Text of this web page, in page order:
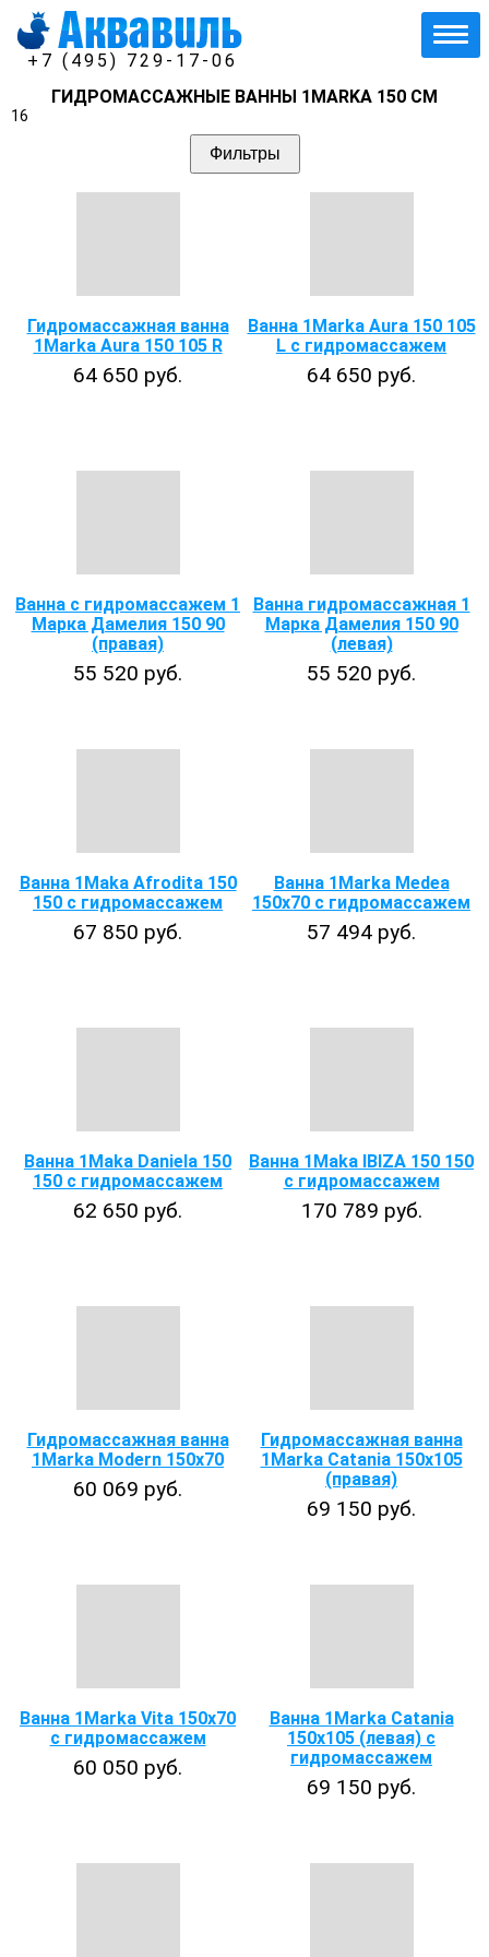
+7 (495) 729-17-06
ГИДРОМАССАЖНЫЕ ВАННЫ 1MARKA 150 СМ
16
Фильтры
Гидромассажная ванна
1Marka Aura 150 105 R
64 650 руб.
Ванна 1Marka Aura 150 105
L с гидромассажем
64 650 руб.
Ванна с гидромассажем 1
Марка Дамелия 150 90
(правая)
55 520 руб.
Ванна гидромассажная 1
Марка Дамелия 150 90
(левая)
55 520 руб.
Ванна 1Maka Afrodita 150
150 с гидромассажем
67 850 руб.
Ванна 1Marka Medea
150x70 с гидромассажем
57 494 руб.
Ванна 1Maka Daniela 150
150 с гидромассажем
62 650 руб.
Ванна 1Maka IBIZA 150 150
с гидромассажем
170 789 руб.
Гидромассажная ванна
1Marka Modern 150x70
60 069 руб.
Гидромассажная ванна
1Marka Catania 150х105
(правая)
69 150 руб.
Ванна 1Marka Vita 150х70
с гидромассажем
60 050 руб.
Ванна 1Marka Catania
150x105 (левая) с
гидромассажем
69 150 руб.